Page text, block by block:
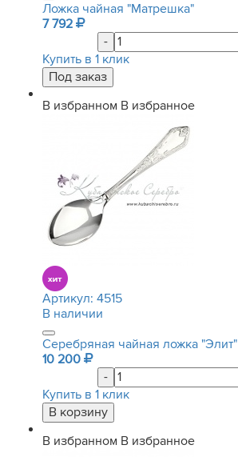
Ложка чайная "Матрешка"
7 792
-
Купить в 1 клик
В избранном В избранное
Артикул: 4515
В наличии
Серебряная чайная ложка "Элит"
10 200
-
Купить в 1 клик
В избранном В избранное